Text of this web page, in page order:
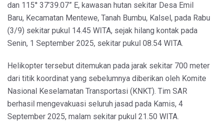
dan 115° 37’39.07” E, kawasan hutan sekitar Desa Emil
Baru, Kecamatan Mentewe, Tanah Bumbu, Kalsel, pada Rabu
(3/9) sekitar pukul 14.45 WITA, sejak hilang kontak pada
Senin, 1 September 2025, sekitar pukul 08.54 WITA.
Helikopter tersebut ditemukan pada jarak sekitar 700 meter
dari titik koordinat yang sebelumnya diberikan oleh Komite
Nasional Keselamatan Transportasi (KNKT). Tim SAR
berhasil mengevakuasi seluruh jasad pada Kamis, 4
September 2025, malam sekitar pukul 21.50 WITA.